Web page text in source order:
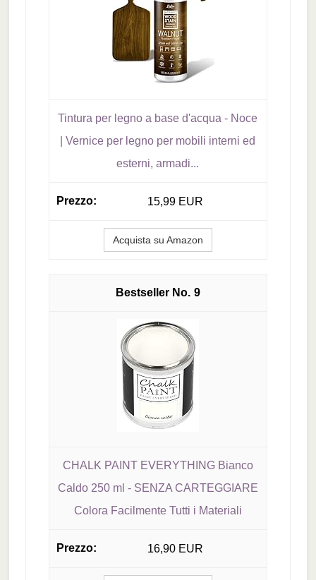
Tintura per legno a base d'acqua - Noce
| Vernice per legno per mobili interni ed
esterni, armadi...
15,99 EUR
Acquista su Amazon
9
CHALK PAINT EVERYTHING Bianco
Caldo 250 ml - SENZA CARTEGGIARE
Colora Facilmente Tutti i Materiali
16,90 EUR